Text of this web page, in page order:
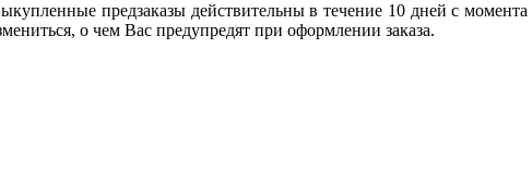
предзаказы действительны в течение 10 дней с
о чем Вас предупредят при оформлении заказа.